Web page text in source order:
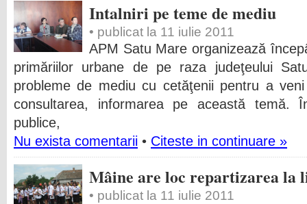
Intalniri pe teme de mediu
• publicat la 11 iulie 2011
APM Satu Mare organizează
primăriilor urbane de pe raza judeţeului
probleme de mediu cu cetăţenii pentru a
consultarea, informarea pe această temă.
publice,
Nu exista comentarii • Citeste in continuare »
Mâine are loc repartizarea la
• publicat la 11 iulie 2011